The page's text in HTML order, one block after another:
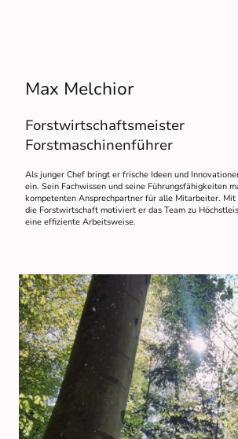
Max Melchior
Forstwirtschaftsmeister
Forstmaschinenführer
Als junger Chef bringt er frische Ideen und
ein. Sein Fachwissen und seine Führungsfähigkeiten
kompetenten Ansprechpartner für alle Mitarbeiter.
die Forstwirtschaft motiviert er das Team zu
eine effiziente Arbeitsweise.